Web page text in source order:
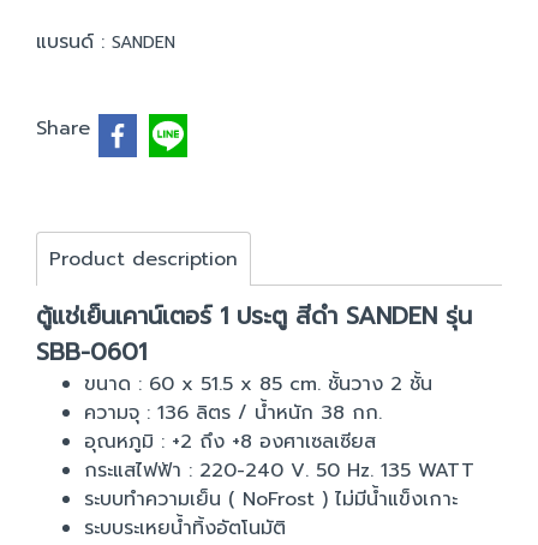
แบรนด์ : SANDEN
Share
Product description
ตู้แช่เย็นเคาน์เตอร์ 1 ประตู สีดำ SANDEN รุ่น
SBB-0601
ขนาด : 60 x 51.5 x 85 cm. ชั้นวาง 2 ชั้น
ความจุ : 136 ลิตร / น้ำหนัก 38 กก.
อุณหภูมิ : +2 ถึง +8 องศาเซลเซียส
กระแสไฟฟ้า : 220-240 V. 50 Hz. 135 WATT
ระบบทำความเย็น ( NoFrost ) ไม่มีน้ำแข็งเกาะ
ระบบระเหยน้ำทิ้งอัตโนมัติ